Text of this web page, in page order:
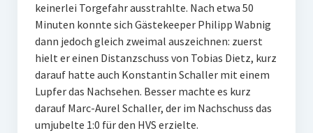
Zocker Reloaded
Galerie
Jugend Sponsoring
keinerlei Torgefahr ausstrahlte. Nach etwa 50
Minuten konnte sich Gästekeeper Philipp Wabnig
dann jedoch gleich zweimal auszeichnen: zuerst
hielt er einen Distanzschuss von Tobias Dietz, kurz
darauf hatte auch Konstantin Schaller mit einem
Lupfer das Nachsehen. Besser machte es kurz
darauf Marc-Aurel Schaller, der im Nachschuss das
umjubelte 1:0 für den HVS erzielte.